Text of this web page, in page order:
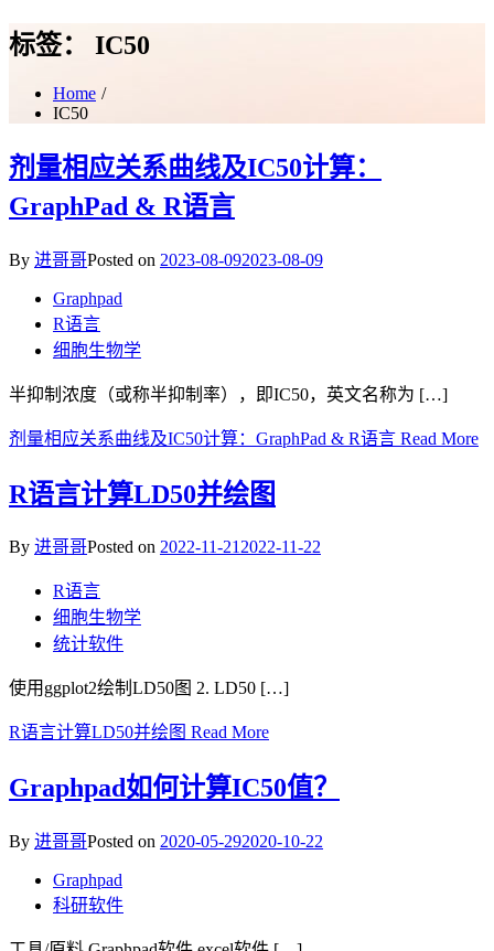
标签： IC50
Home
IC50
剂量相应关系曲线及IC50计算：
GraphPad & R语言
By 进哥哥Posted on 2023-08-092023-08-09
Graphpad
R语言
细胞生物学
半抑制浓度（或称半抑制率），即IC50，英文名称为 […]
剂量相应关系曲线及IC50计算：GraphPad & R语言 Read More
R语言计算LD50并绘图
By 进哥哥Posted on 2022-11-212022-11-22
R语言
细胞生物学
统计软件
使用ggplot2绘制LD50图 2. LD50 […]
R语言计算LD50并绘图 Read More
Graphpad如何计算IC50值？
By 进哥哥Posted on 2020-05-292020-10-22
Graphpad
科研软件